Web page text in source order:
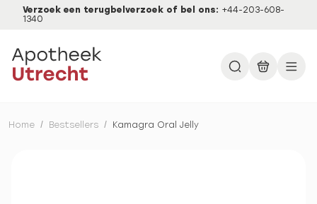
Verzoek een terugbelverzoek of bel ons: +44-203-608-
1340
Home / Bestsellers / Kamagra Oral Jelly